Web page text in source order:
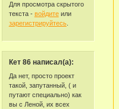
Для просмотра скрытого
текста - войдитеили
зарегистрируйтесь.
Кет 86 написал(а):
Да нет, просто проект
такой, запутанный, ( и
путают специально) как
вы с Леной, их всех